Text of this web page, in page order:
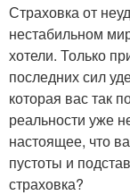
Страховка от
нестабильном
хотели. Только
последних сил
которая вас так
реальности уже
настоящее, что
пустоты и
страховка?